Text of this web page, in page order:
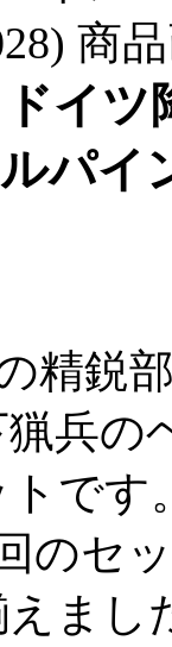
ドイ
パイ
精鋭
猟兵の
です。
のセ
まし